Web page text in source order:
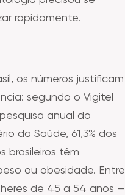
rapidamente.
os números justificam
segundo o Vigitel
anual do
da Saúde, 61,3% dos
brasileiros têm
ou obesidade. Entre
de 45 a 54 anos —